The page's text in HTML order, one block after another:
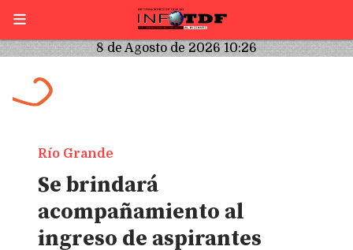
8 de Agosto de 2026 10:26
Se brindará
acompañamiento al
ingreso de aspirantes
Río Grande